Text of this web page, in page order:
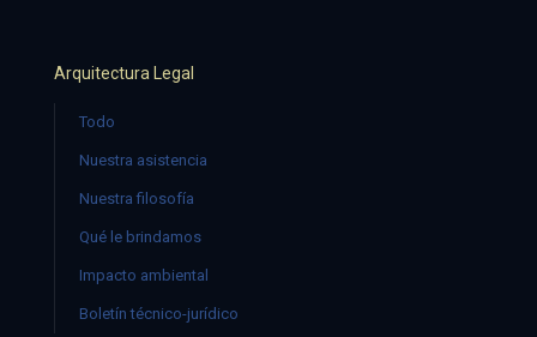
Arquitectura Legal
Todo
Nuestra asistencia
Nuestra filosofía
Qué le brindamos
Impacto ambiental
Boletín técnico-jurídico